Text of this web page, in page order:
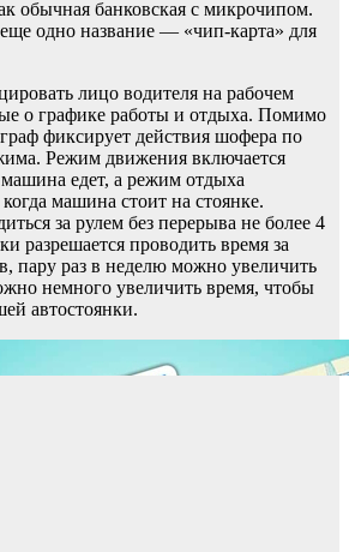
обычная банковская с микрочипом.
одно название — «чип-карта» для
лицо водителя на рабочем
о графике работы и отдыха. Помимо
фиксирует действия шофера по
Режим движения включается
машина едет, а режим отдыха
машина стоит на стоянке.
за рулем без перерыва не более 4
разрешается проводить время за
пару раз в неделю можно увеличить
немного увеличить время, чтобы
автостоянки.